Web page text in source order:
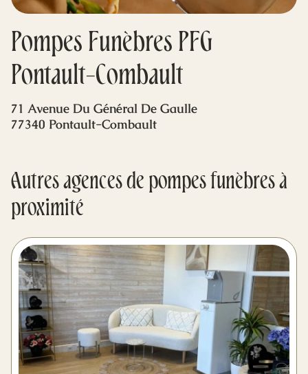
Blog
Mes dernières volontés
Pompes Funèbres PFG
Pontault-Combault
71 Avenue Du Général De Gaulle
77340 Pontault-Combault
Autres agences de pompes funèbres à
proximité